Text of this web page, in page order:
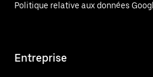
Politique relative aux données
Entreprise